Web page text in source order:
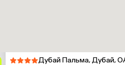
Дубай Пальма, Дубай,